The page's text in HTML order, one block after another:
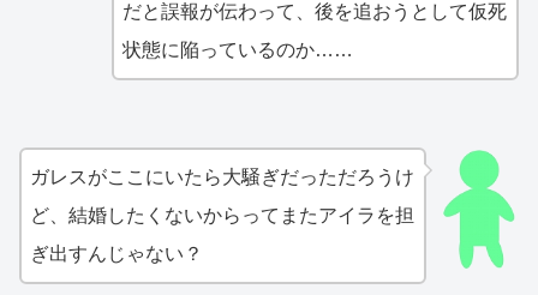
だと誤報が伝わって、後を追おうとして仮死
状態に陥っているのか……
ガレスがここにいたら大騒ぎだっただろうけ
ど、結婚したくないからってまたアイラを担
ぎ出すんじゃない？